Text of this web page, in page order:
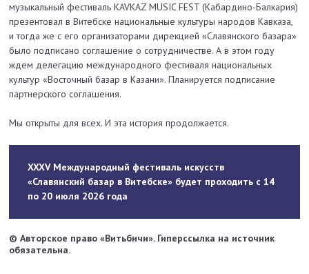
музыкальный фестиваль KAVKAZ MUSIC FEST (Кабардино-Балкария)
презентовал в Витебске национальные культуры народов Кавказа,
и тогда же с его организаторами дирекцией «Славянского базара»
было подписано соглашение о сотрудничестве. А в этом году
ждем делегацию международного фестиваля национальных
культур «Восточный базар в Казани». Планируется подписание
партнерского соглашения.
Мы открыты для всех. И эта история продолжается.
XXXV Международный фестиваль искусств
«Славянский базар в Витебске» будет проходить с 14
по 20 июля 2026 года
© Авторское право «Витьбичи». Гиперссылка на источник
обязательна.